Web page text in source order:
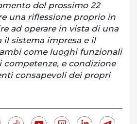
del prossimo 22
una riflessione proprio in
ad operare in vista di una
il sistema impresa e il
come luoghi funzionali
competenze, e condizione
consapevoli dei propri